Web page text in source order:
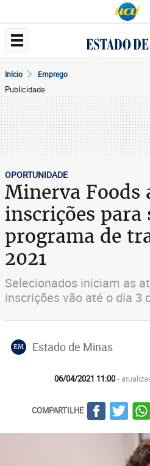
Início Emprego
Publicidade
OPORTUNIDADE
Minerva Foods
inscrições para
programa de
2021
Selecionados iniciam as
inscrições vão até o dia 3
EM Estado de Minas
06/04/2021 11:00-
COMPARTILHE